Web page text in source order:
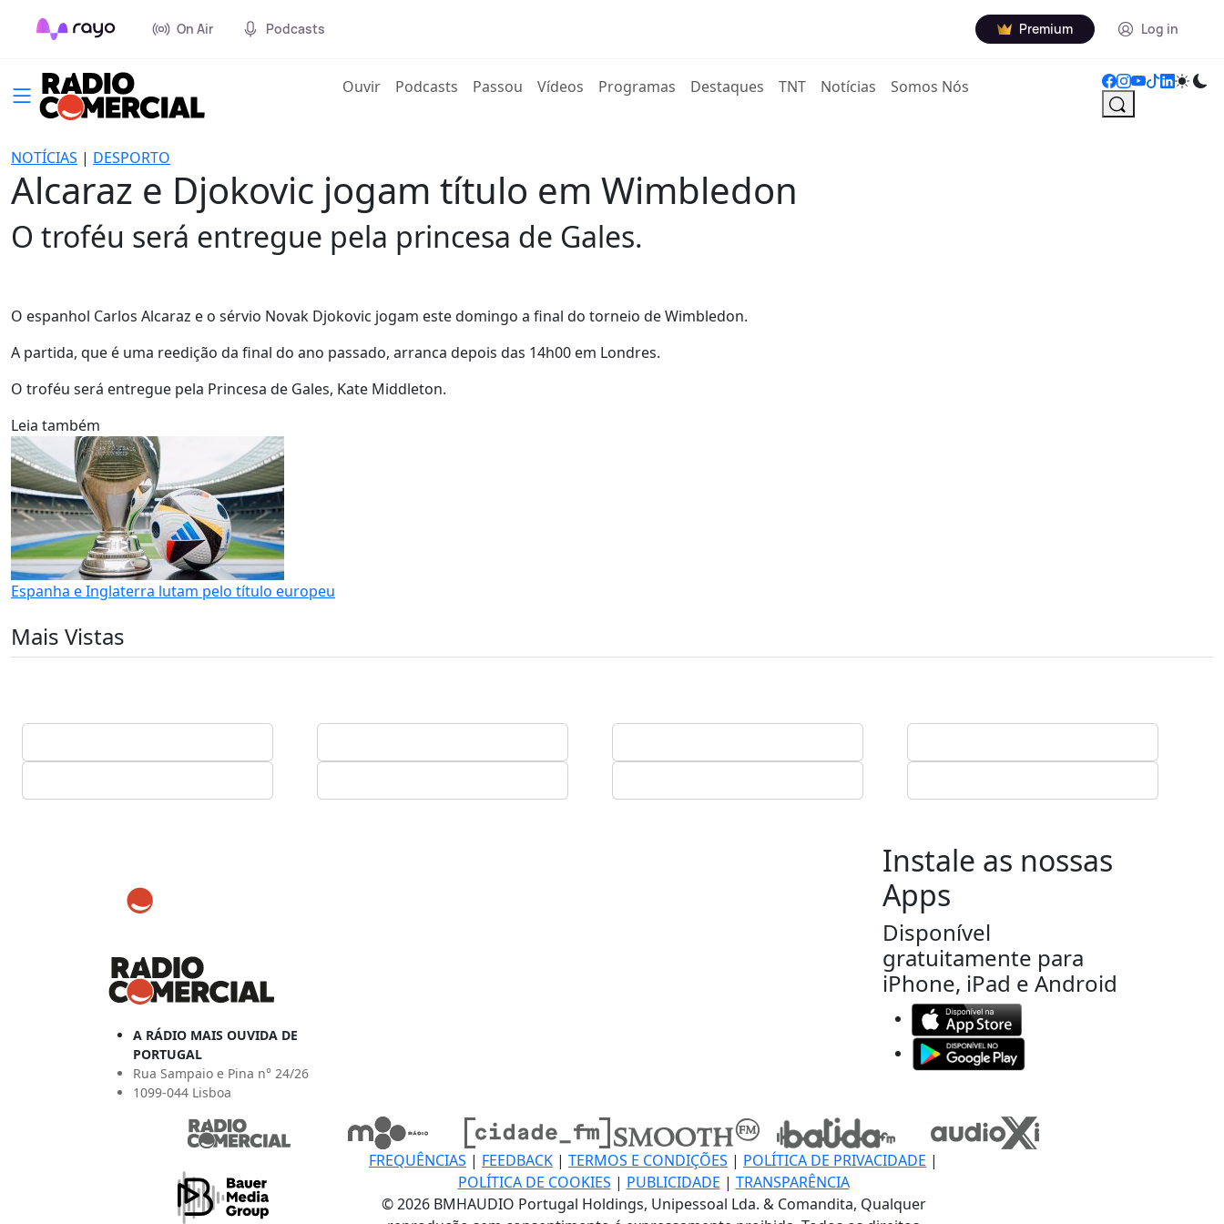
On Air Podcasts Premium Log in
Ouvir(current)
Podcasts Passou Vídeos Programas Destaques TNT Notícias Somos Nós
NOTÍCIAS | DESPORTO
Alcaraz e Djokovic jogam título em Wimbledon
O troféu será entregue pela princesa de Gales.
O espanhol Carlos Alcaraz e o sérvio Novak Djokovic jogam este domingo a final do torneio de Wimbledon.
A partida, que é uma reedição da final do ano passado, arranca depois das 14h00 em Londres.
O troféu será entregue pela Princesa de Gales, Kate Middleton.
Leia também
Espanha e Inglaterra lutam pelo título europeu
Mais Vistas
A RÁDIO MAIS OUVIDA DE
PORTUGAL
Rua Sampaio e Pina n° 24/26
1099-044 Lisboa
Instale as nossas
Apps
Disponível
gratuitamente para
iPhone, iPad e Android
FREQUÊNCIAS | FEEDBACK | TERMOS E CONDIÇÕES | POLÍTICA DE PRIVACIDADE |
POLÍTICA DE COOKIES | PUBLICIDADE | TRANSPARÊNCIA
© 2026 BMHAUDIO Portugal Holdings, Unipessoal Lda. & Comandita, Qualquer